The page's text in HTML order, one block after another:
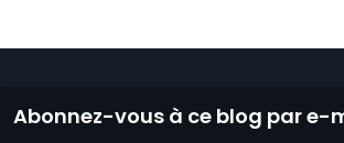
Abonnez-vous à ce blog par e-